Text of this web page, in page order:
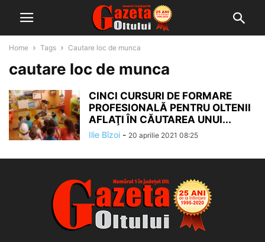
Home Tags Cautare loc de munca
cautare loc de munca
CINCI CURSURI DE FORMARE
PROFESIONALĂ PENTRU OLTENII
AFLAŢI ÎN CĂUTAREA UNUI...
Ilie Bîzoi - 20 aprilie 2021 08:25